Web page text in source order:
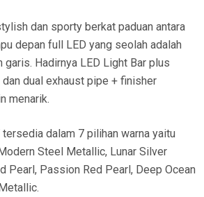
dan sporty berkat paduan antara
depan full LED yang seolah adalah
garis. Hadirnya LED Light Bar plus
dual exhaust pipe + finisher
menarik.
dalam 7 pilihan warna yaitu
Steel Metallic, Lunar Silver
Pearl, Passion Red Pearl, Deep Ocean